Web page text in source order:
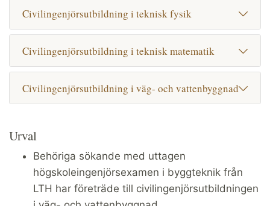
Civilingenjörsutbildning i teknisk fysik
Civilingenjörsutbildning i teknisk matematik
Civilingenjörsutbildning i väg- och vattenbyggnad
Urval
Behöriga sökande med uttagen
högskoleingenjörsexamen i byggteknik från
LTH har företräde till civilingenjörsutbildningen